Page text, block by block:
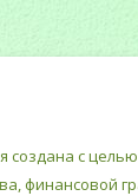
с
финансовой